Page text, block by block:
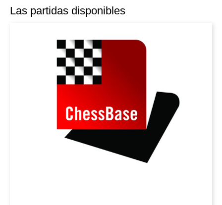
Las partidas disponibles